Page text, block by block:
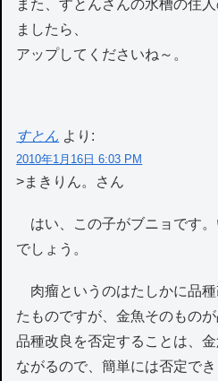
また、すとんさんの水槽の住
ましたら、
アップしてくださいね～。
すとん より:
2010年1月16日 6:03 PM
>まきりん。さん
はい、この子がブニョです。
でしょう。
肉瘤というのはたしかに品種
たものですが、金魚そのもの
品種改良を否定することは、
ながるので、簡単には否定でき